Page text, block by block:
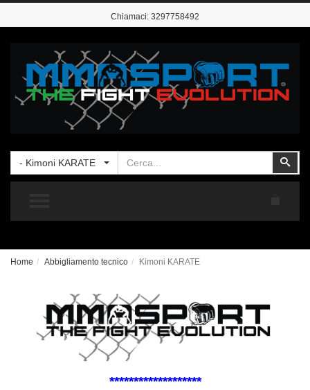
Chiamaci: 3297758492
- Kimoni KARATE
Home Abbigliamento tecnico Kimoni KARATE
*******************